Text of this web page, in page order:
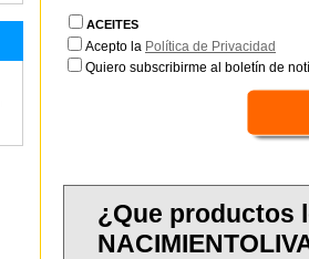
ACEITES
Acepto la Política de Privacidad
Quiero subscribirme al boletín de
¿Que productos